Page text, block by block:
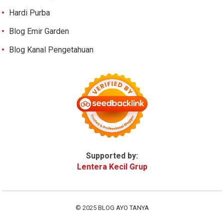
Hardi Purba
Blog Emir Garden
Blog Kanal Pengetahuan
Supported by:
Lentera Kecil Grup
© 2025 BLOG AYO TANYA